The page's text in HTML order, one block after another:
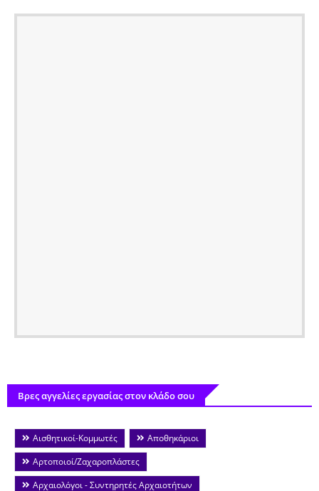
Βρες αγγελίες εργασίας στον κλάδο σου
Αισθητικοί-Κομμωτές
Αποθηκάριοι
Αρτοποιοί/Ζαχαροπλάστες
Αρχαιολόγοι - Συντηρητές Αρχαιοτήτων